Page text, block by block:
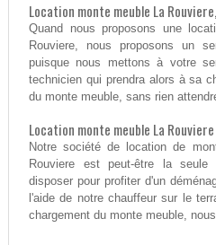
Location monte meuble La
Quand nous proposons une
Rouviere, nous proposons un
puisque nous mettons à votre
technicien qui prendra alors à sa
du monte meuble, sans rien
Location monte meuble La
Notre société de location de
Rouviere est peut-être la
disposer pour profiter d'un
l'aide de notre chauffeur sur le
chargement du monte meuble,